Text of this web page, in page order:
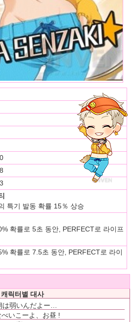
특기 발동 확률 15％ 상승
확률로 5초 동안, PERFECT로 라이프
확률로 7.5초 동안, PERFECT로 라이
캐릭터별 대사
は弱いんだよー…
いこーよ、お昼 !